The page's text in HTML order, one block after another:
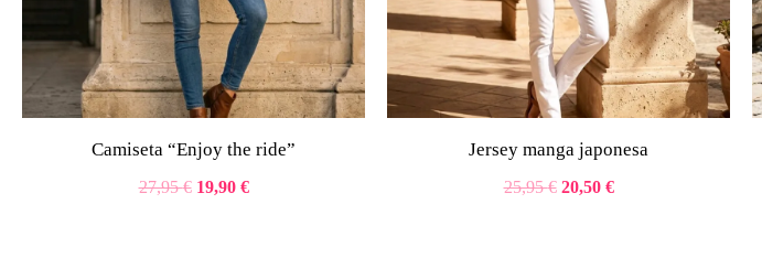
Camiseta “Enjoy the ride”
27,95€ 19,90 €
Jersey manga japonesa
25,95€ 20,50 €